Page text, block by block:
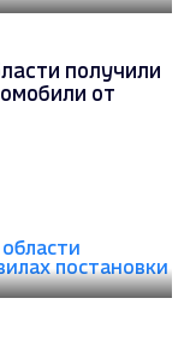
получили
от